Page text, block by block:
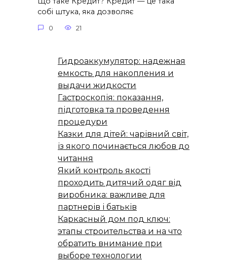
собі штука, яка дозволяє
0 21
Гидроаккумулятор: надежная
емкость для накопления и
выдачи жидкости
Гастроскопія: показання,
підготовка та проведення
процедури
Казки для дітей: чарівний світ,
із якого починається любов до
читання
Який контроль якості
проходить дитячий одяг від
виробника: важливе для
партнерів і батьків
Каркасный дом под ключ:
этапы строительства и на что
обратить внимание при
выборе технологии